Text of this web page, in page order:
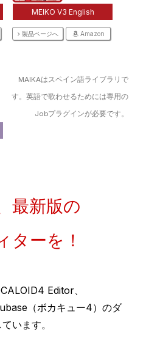
MEIKO V3 English
製品ページへ Amazon
MAIKAはスペイン語ライブラリで
す。英語で歌わせるためには専用の
Jobプラグインが必要です。
最新版の
ターを！
Editor、
（ボカキュー4）のダ
います。